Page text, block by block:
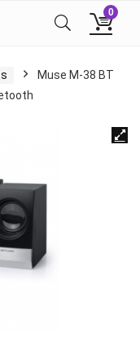
0
Muse M-38 BT